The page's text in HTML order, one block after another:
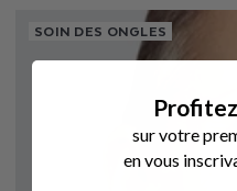
SOIN DES ONGLES
sur votre
en vous